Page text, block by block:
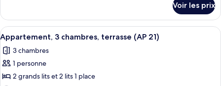
animaux
de
compagnie
interdits
(HOUSE
42)
le
type
de
chambre
Maison
Design,
de
Voir les prix
Afficher
toutes
les
photos
pour
Une cuisine moderne dotée d’un îlot
8
Appartement, 3 chambres, terrasse (AP 21)
3 chambres
1 personne
2 grands lits et 2 lits 1 place